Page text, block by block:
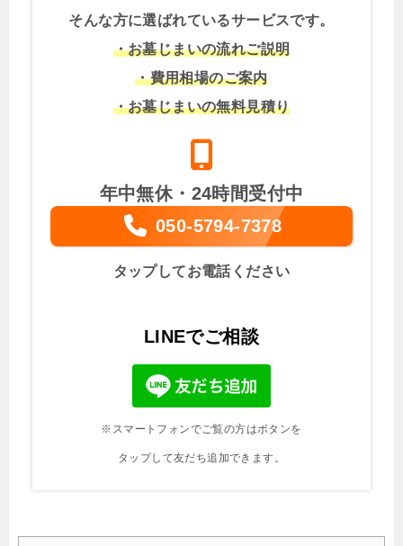
そんな方に選ばれているサービスです。
・お墓じまいの流れご説明
・費用相場のご案内
・お墓じまいの無料見積り
年中無休・24時間受付中
050-5794-7378
タップしてお電話ください
LINEでご相談
※スマートフォンでご覧の方はボタンを
タップして友だち追加できます。